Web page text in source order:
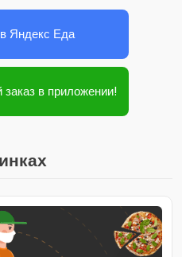
Яндекс Еда
в приложении!